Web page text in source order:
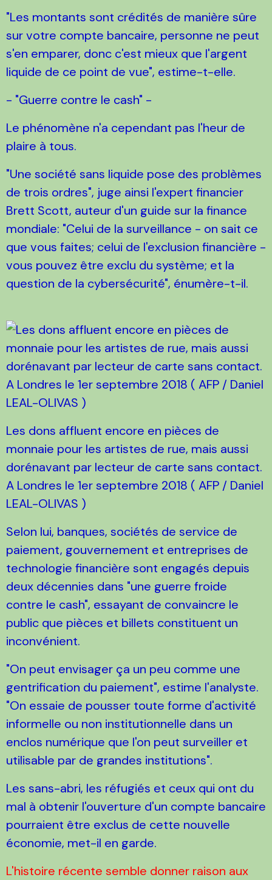
"Les montants sont crédités de manière sûre
sur votre compte bancaire, personne ne peut
s'en emparer, donc c'est mieux que l'argent
liquide de ce point de vue", estime-t-elle.
- "Guerre contre le cash" -
Le phénomène n'a cependant pas l'heur de
plaire à tous.
"Une société sans liquide pose des problèmes
de trois ordres", juge ainsi l'expert financier
Brett Scott, auteur d'un guide sur la finance
mondiale: "Celui de la surveillance - on sait ce
que vous faites; celui de l'exclusion financière -
vous pouvez être exclu du système; et la
question de la cybersécurité", énumère-t-il.
Les dons affluent encore en pièces de
monnaie pour les artistes de rue, mais aussi
dorénavant par lecteur de carte sans contact.
A Londres le 1er septembre 2018 ( AFP / Daniel
LEAL-OLIVAS )
Selon lui, banques, sociétés de service de
paiement, gouvernement et entreprises de
technologie financière sont engagés depuis
deux décennies dans "une guerre froide
contre le cash", essayant de convaincre le
public que pièces et billets constituent un
inconvénient.
"On peut envisager ça un peu comme une
gentrification du paiement", estime l'analyste.
"On essaie de pousser toute forme d'activité
informelle ou non institutionnelle dans un
enclos numérique que l'on peut surveiller et
utilisable par de grandes institutions".
Les sans-abri, les réfugiés et ceux qui ont du
mal à obtenir l'ouverture d'un compte bancaire
pourraient être exclus de cette nouvelle
économie, met-il en garde.
L'histoire récente semble donner raison aux